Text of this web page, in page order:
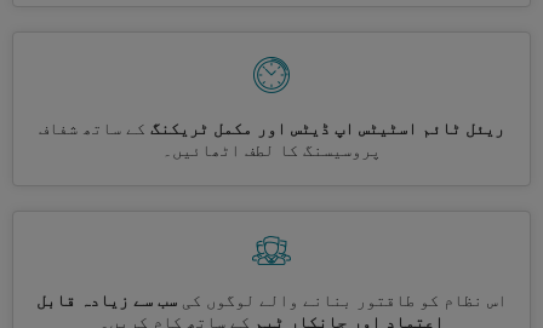
ریئل ٹائم اسٹیٹس اپ ڈیٹس اور مکمل ٹریکنگ کے ساتھ شفاف
پروسیسنگ کا لطف اٹھائیں۔
اس نظام کو طاقتور بنانے والے لوگوں کی سب سے زیادہ قابل
اعتماد اور جانکار ٹیم کے ساتھ کام کریں۔